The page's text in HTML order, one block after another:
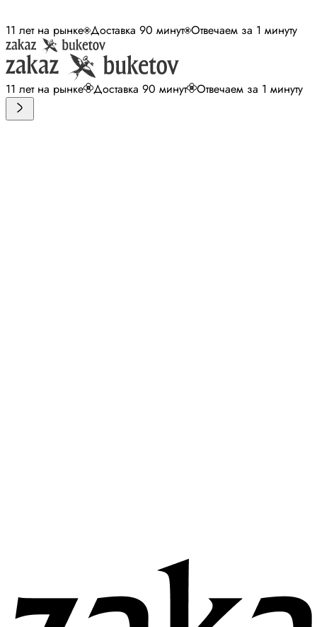
11 лет на рынке Доставка 90 минут Отвечаем за 1 минуту
11 лет на рынке Доставка 90 минут Отвечаем за 1 минуту